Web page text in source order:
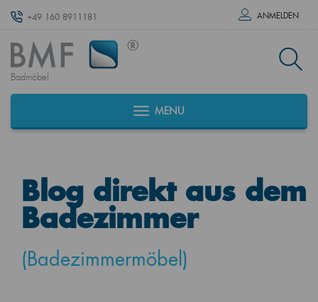
+49 160 8911181 ANMELDEN
Badmöbel
MENU
Blog direkt aus dem
Badezimmer
(Badezimmermöbel)